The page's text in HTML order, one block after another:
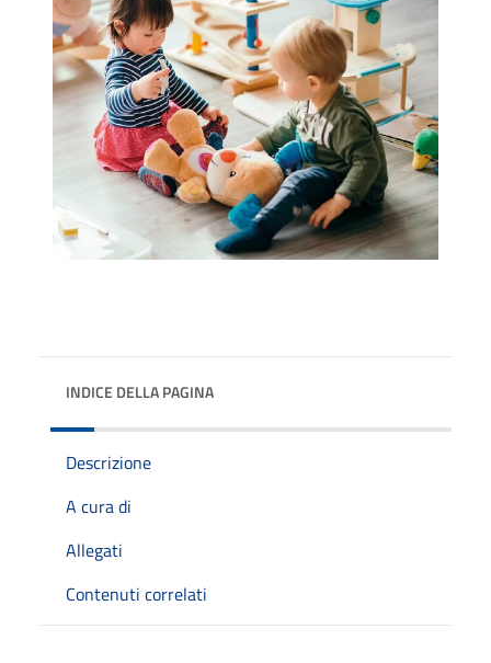
INDICE DELLA PAGINA
Descrizione
A cura di
Allegati
Contenuti correlati